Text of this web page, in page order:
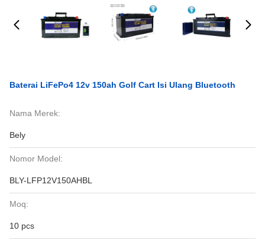
Baterai LiFePo4 12v 150ah Golf Cart Isi Ulang Bluetooth
Nama Merek:
Bely
Nomor Model:
BLY-LFP12V150AHBL
Moq:
10 pcs